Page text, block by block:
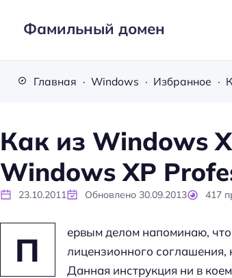
Фамильный домен
Главная Windows Избранное
Как из Windows
Windows XP
23.10.2011 Обновлено 30.09.2013 417
П
ервым делом напоминаю,
лицензионного соглашения,
Данная инструкция ни в